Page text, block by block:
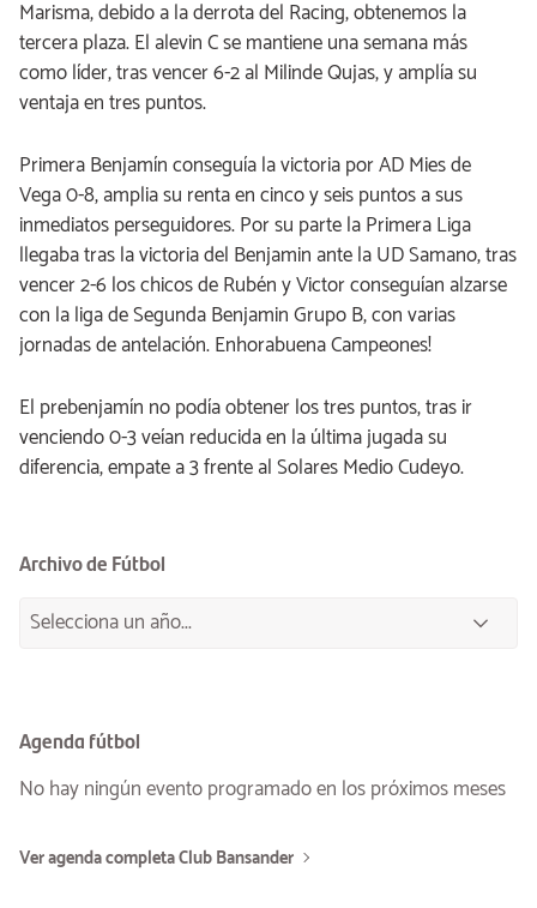
Marisma, debido a la derrota del Racing, obtenemos la
tercera plaza. El alevin C se mantiene una semana más
como líder, tras vencer 6-2 al Milinde Qujas, y amplía su
ventaja en tres puntos.
Primera Benjamín conseguía la victoria por AD Mies de
Vega 0-8, amplia su renta en cinco y seis puntos a sus
inmediatos perseguidores. Por su parte la Primera Liga
llegaba tras la victoria del Benjamin ante la UD Samano, tras
vencer 2-6 los chicos de Rubén y Victor conseguían alzarse
con la liga de Segunda Benjamin Grupo B, con varias
jornadas de antelación. Enhorabuena Campeones!
El prebenjamín no podía obtener los tres puntos, tras ir
venciendo 0-3 veían reducida en la última jugada su
diferencia, empate a 3 frente al Solares Medio Cudeyo.
Archivo de Fútbol
Agenda fútbol
No hay ningún evento programado en los próximos meses
Ver agenda completa Club Bansander